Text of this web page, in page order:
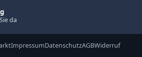
da
ImpressumDatenschutzAGBWiderruf